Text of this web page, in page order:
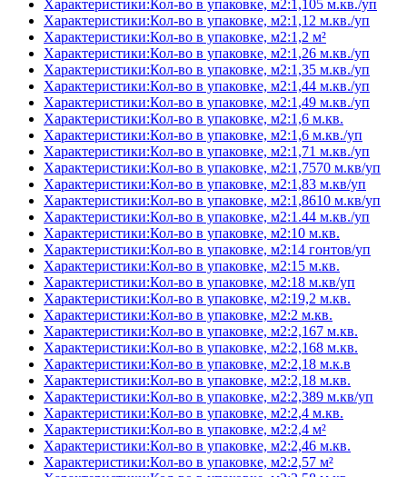
Характеристики:Кол-во в упаковке, м2:1,105 м.кв./уп
Характеристики:Кол-во в упаковке, м2:1,12 м.кв./уп
Характеристики:Кол-во в упаковке, м2:1,2 м²
Характеристики:Кол-во в упаковке, м2:1,26 м.кв./уп
Характеристики:Кол-во в упаковке, м2:1,35 м.кв./уп
Характеристики:Кол-во в упаковке, м2:1,44 м.кв./уп
Характеристики:Кол-во в упаковке, м2:1,49 м.кв./уп
Характеристики:Кол-во в упаковке, м2:1,6 м.кв.
Характеристики:Кол-во в упаковке, м2:1,6 м.кв./уп
Характеристики:Кол-во в упаковке, м2:1,71 м.кв./уп
Характеристики:Кол-во в упаковке, м2:1,7570 м.кв/уп
Характеристики:Кол-во в упаковке, м2:1,83 м.кв/уп
Характеристики:Кол-во в упаковке, м2:1,8610 м.кв/уп
Характеристики:Кол-во в упаковке, м2:1.44 м.кв./уп
Характеристики:Кол-во в упаковке, м2:10 м.кв.
Характеристики:Кол-во в упаковке, м2:14 гонтов/уп
Характеристики:Кол-во в упаковке, м2:15 м.кв.
Характеристики:Кол-во в упаковке, м2:18 м.кв/уп
Характеристики:Кол-во в упаковке, м2:19,2 м.кв.
Характеристики:Кол-во в упаковке, м2:2 м.кв.
Характеристики:Кол-во в упаковке, м2:2,167 м.кв.
Характеристики:Кол-во в упаковке, м2:2,168 м.кв.
Характеристики:Кол-во в упаковке, м2:2,18 м.к.в
Характеристики:Кол-во в упаковке, м2:2,18 м.кв.
Характеристики:Кол-во в упаковке, м2:2,389 м.кв/уп
Характеристики:Кол-во в упаковке, м2:2,4 м.кв.
Характеристики:Кол-во в упаковке, м2:2,4 м²
Характеристики:Кол-во в упаковке, м2:2,46 м.кв.
Характеристики:Кол-во в упаковке, м2:2,57 м²